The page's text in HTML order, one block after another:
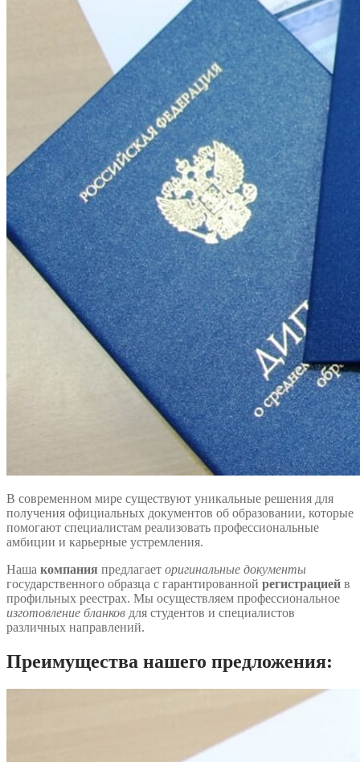
В современном мире существуют уникальные решения для
получения официальных документов об образовании, которые
помогают специалистам реализовать профессиональные
амбиции и карьерные устремления.
Наша компания предлагает оригинальные документы
государственного образца с гарантированной регистрацией в
профильных реестрах. Мы осуществляем профессиональное
изготовление бланков для студентов и специалистов
различных направлений.
Преимущества нашего предложения: